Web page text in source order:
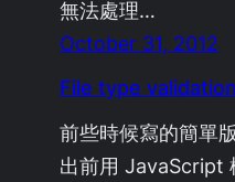
無法處理…
October 31, 2012
File type
前些時候寫的簡單
出前用 JavaScript